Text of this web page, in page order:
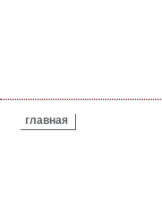
ВЫ ЗДЕСЬ
главная